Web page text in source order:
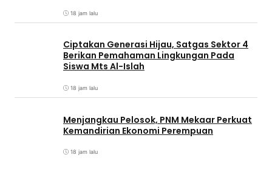
18 jam lalu
Ciptakan Generasi Hijau, Satgas Sektor 4
Berikan Pemahaman Lingkungan Pada
Siswa Mts Al-Islah
18 jam lalu
Menjangkau Pelosok, PNM Mekaar Perkuat
Kemandirian Ekonomi Perempuan
18 jam lalu